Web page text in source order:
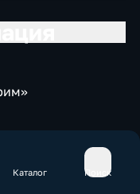
Каталог Поиск